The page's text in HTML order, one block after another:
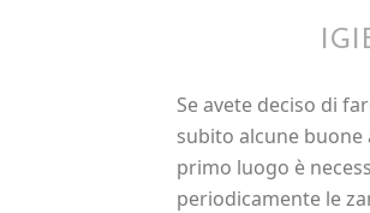
Se avete deciso di
subito alcune buone
primo luogo è
periodicamente le